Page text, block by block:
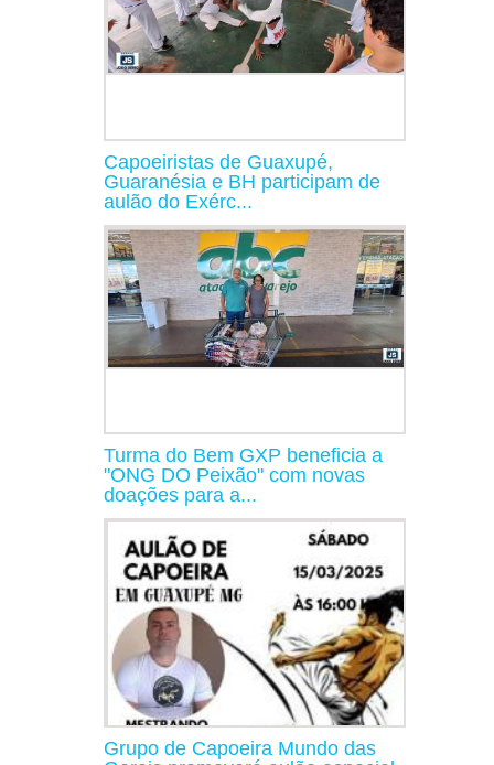
Capoeiristas de Guaxupé,
Guaranésia e BH participam de
aulão do Exérc...
Turma do Bem GXP beneficia a
"ONG DO Peixão" com novas
doações para a...
Grupo de Capoeira Mundo das